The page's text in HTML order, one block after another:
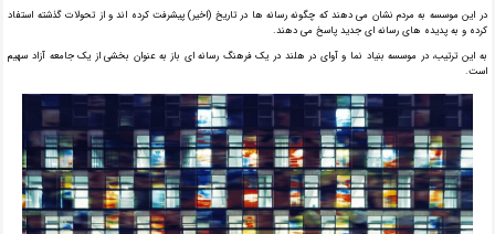
در این موسسه به مردم نشان می دهند که چگونه رسانه ها در تاریخ (اخیر) پیشرفت کرده اند و از تحولات گذشته استفاد
کرده و به پدیده های رسانه ای جدید پاسخ می دهند.
به این ترتیب، در موسسه بنیاد نما و آوای در هلند در یک فرهنگ رسانه ای باز به عنوان بخشی از یک جامعه آزاد سهیم
است.